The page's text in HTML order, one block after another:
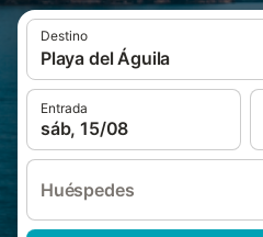
Destino
Playa del Águila
Entrada
sáb, 15/08
Huéspedes